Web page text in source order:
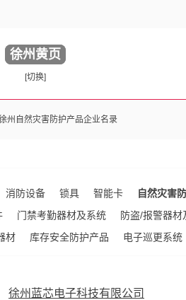
徐州黄页
[切换]
州自然灾害防护产品企业名录
消防设备 锁具 智能卡 自然灾害
门禁考勤器材及系统 防盗/报警器材
材 库存安全防护产品 电子巡更系统
徐州蓝芯电子科技有限公司